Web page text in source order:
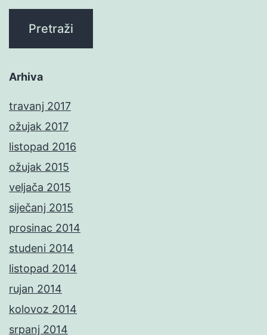
Arhiva
travanj 2017
ožujak 2017
listopad 2016
ožujak 2015
veljača 2015
siječanj 2015
prosinac 2014
studeni 2014
listopad 2014
rujan 2014
kolovoz 2014
srpanj 2014